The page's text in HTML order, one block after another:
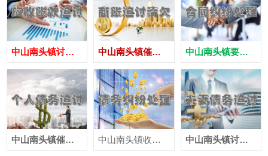
中山南头镇讨债公司
中山南头镇催收公司
中山南头镇催债公司
中山南头镇收账公司
中山南头镇要账公司
中山南头镇讨账公司